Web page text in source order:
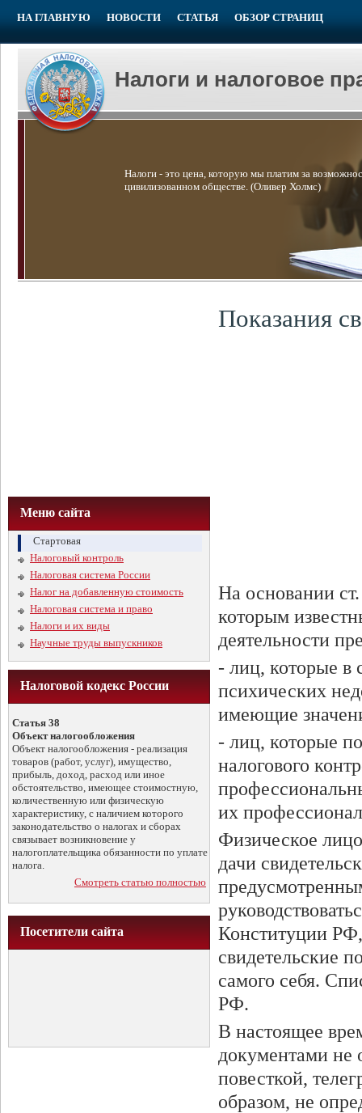
НА ГЛАВНУЮ НОВОСТИ СТАТЬЯ ОБЗОР СТРАНИЦ
Налоги и налоговое
Налоги - это цена, которую мы платим за
цивилизованном обществе. (Оливер Холмс)
Меню сайта
Стартовая
Налоговый контроль
Налоговая система России
Налог на добавленную стоимость
Налоговая система и право
Налоги и их виды
Научные труды выпускников
Налоговой кодекс России
Статья 38
Объект налогообложения
Объект налогообложения - реализация
товаров (работ, услуг), имущество,
прибыль, доход, расход или иное
обстоятельство, имеющее стоимостную,
количественную или физическую
характеристику, с наличием которого
законодательство о налогах и сборах
связывает возникновение у
налогоплательщика обязанности по уплате
налога.
Смотреть статью полностью
Посетители сайта
Показания
На основании
которым
деятельности
- лиц, которые в
психических
имеющие
- лиц, которые
налогового
их
Физическое
дачи
Конституции
свидетельские
самого себя.
РФ.
В настоящее
документами не
повесткой,
образом, не